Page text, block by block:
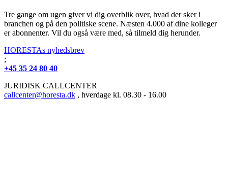
Tre gange om ugen giver vi dig overblik over, hvad der sker i
branchen og på den politiske scene. Næsten 4.000 af dine kolleger
er abonnenter. Vil du også være med, så tilmeld dig herunder.
HORESTAs nyhedsbrev
;
+45 35 24 80 40
JURIDISK CALLCENTER
callcenter@horesta.dk , hverdage kl. 08.30 - 16.00